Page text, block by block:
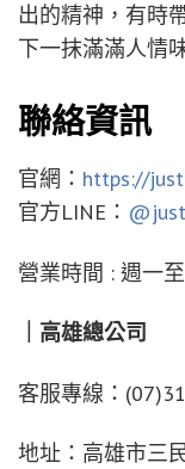
出的精神，有時
下一抹滿滿人情
聯絡資訊
官網： https://
官方LINE：
營業時間 : 週一
｜高雄總公司
客服專線：
地址：高雄市三